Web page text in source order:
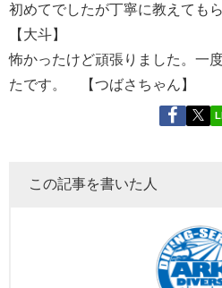
初めてでしたが丁寧に教えても
【大斗】
怖かったけど頑張りました。一
たです。 【つばさちゃん】
この記事を書いた人